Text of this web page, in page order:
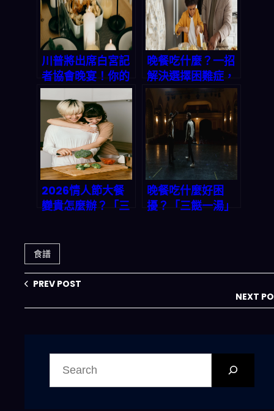
川普將出席白宮記
者協會晚宴！你的
晚餐想好了嗎？
「三餸一湯」智能
菜單讓你不再為吃
飯發愁
晚餐吃什麼？一招
解決選擇困難症，
三餸一湯輕鬆上
桌！
2026情人節大餐
變貴怎麼辦？「三
難，省下餐廳錢又
不失浪漫
晚餐吃什麼好困
擾？「三餸一湯」
食譜
PREV POST
NEXT